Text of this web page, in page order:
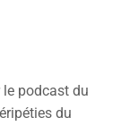
podcast du
du